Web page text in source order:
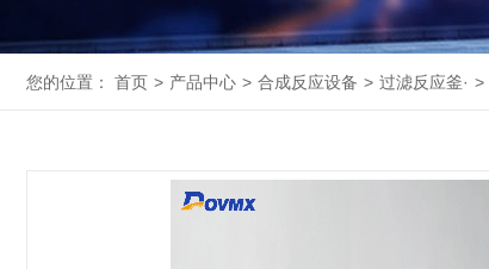
您的位置： 首页 > 产品中心 > 合成反应设备 > 过滤反应釜· >